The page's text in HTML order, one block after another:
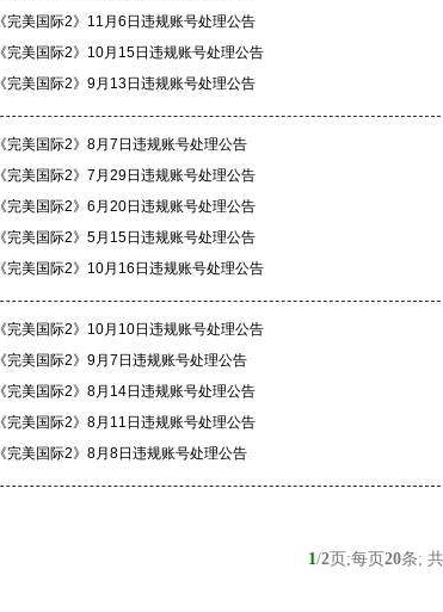
《完美国际2》11月6日违规账号处理公告
《完美国际2》10月15日违规账号处理公告
《完美国际2》9月13日违规账号处理公告
《完美国际2》8月7日违规账号处理公告
《完美国际2》7月29日违规账号处理公告
《完美国际2》6月20日违规账号处理公告
《完美国际2》5月15日违规账号处理公告
《完美国际2》10月16日违规账号处理公告
《完美国际2》10月10日违规账号处理公告
《完美国际2》9月7日违规账号处理公告
《完美国际2》8月14日违规账号处理公告
《完美国际2》8月11日违规账号处理公告
《完美国际2》8月8日违规账号处理公告
1/2页;每页 20条; 共